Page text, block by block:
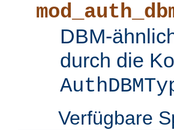
DBM-
durch die
Verfügbare